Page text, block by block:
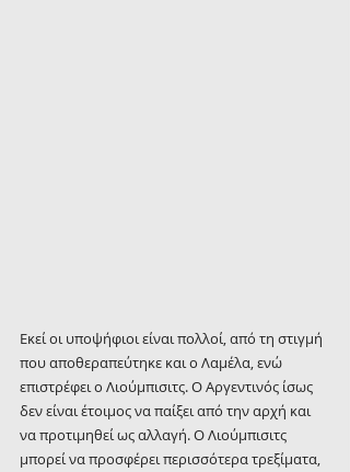
Εκεί οι υποψήφιοι είναι πολλοί, από τη στιγμή
που αποθεραπεύτηκε και ο Λαμέλα, ενώ
επιστρέφει ο Λιούμπισιτς. Ο Αργεντινός ίσως
δεν είναι έτοιμος να παίξει από την αρχή και
να προτιμηθεί ως αλλαγή. Ο Λιούμπισιτς
μπορεί να προσφέρει περισσότερα τρεξίματα,